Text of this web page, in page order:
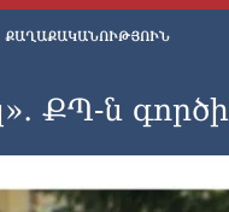
ՔԱՂԱՔԱԿԱՆՈՒԹՅՈՒՆ
ՔՊ-ն